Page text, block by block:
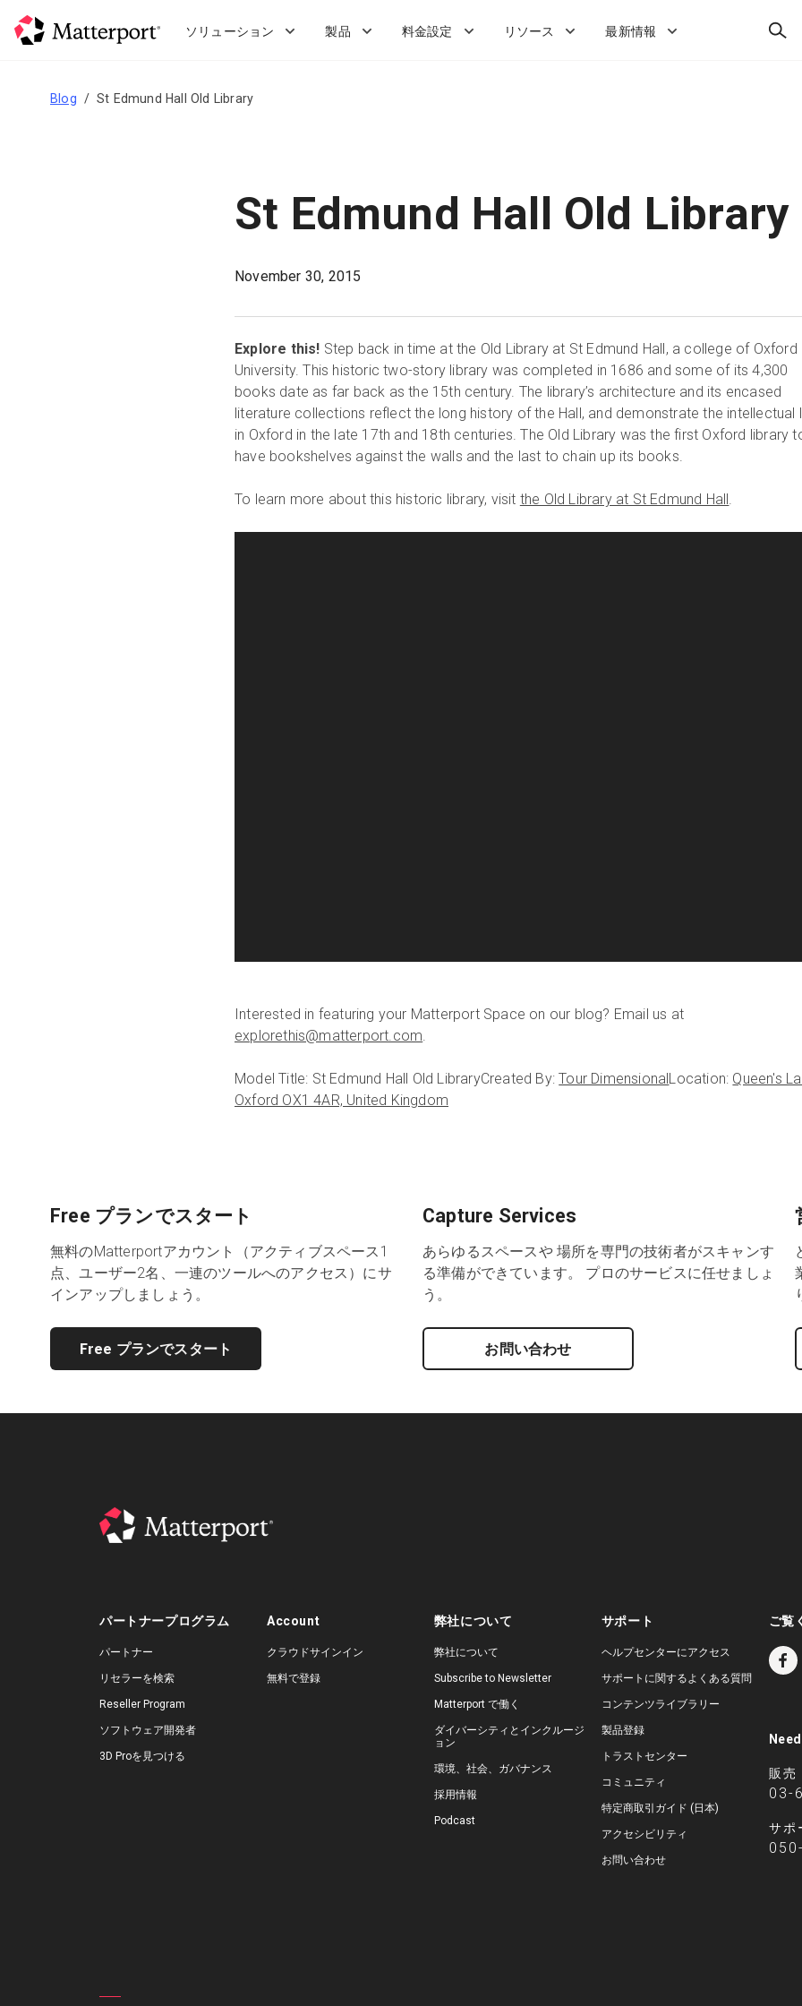
ソリューション 製品 料金設定 リソース 最新情報
検
Blog St Edmund Hall Old Library
St Edmund Hall Old Library
November 30, 2015
Explore this! Step back in time at the Old Library at St Edmund Hall, a college of Oxford
University. This historic two-story library was completed in 1686 and some of its 4,300
books date as far back as the 15th century. The library’s architecture and its encased
literature collections reflect the long history of the Hall, and demonstrate the intellectual
in Oxford in the late 17th and 18th centuries. The Old Library was the first Oxford library
have bookshelves against the walls and the last to chain up its books.
To learn more about this historic library, visit the Old Library at St Edmund Hall.
Interested in featuring your Matterport Space on our blog? Email us at
explorethis@matterport.com.
Model Title: St Edmund Hall Old LibraryCreated By:Tour DimensionalLocation: Queen's
Oxford OX1 4AR, United Kingdom
Free プランでスタート
無料のMatterportアカウント（アクティブスペース1
点、ユーザー2名、一連のツールへのアクセス）にサ
インアップしましょう。
Free プランでスタート
Capture Services
あらゆるスペースや 場所を専門の技術者がスキャンす
る準備ができています。 プロのサービスに任せましょ
う。
お問い合わせ
パートナープログラム
パートナー
リセラーを検索
Reseller Program
ソフトウェア開発者
3D Proを見つける
Account
クラウドサインイン
無料で登録
弊社について
弊社について
Subscribe to Newsletter
Matterport で働く
ダイバーシティとインクルージ
ョン
環境、社会、ガバナンス
採用情報
Podcast
サポート
ヘルプセンターにアクセス
サポートに関するよくある質問
コンテンツライブラリー
製品登録
トラストセンター
コミュニティ
特定商取引ガイド (日本)
アクセシビリティ
お問い合わせ
ご覧
販売
03-
サポ